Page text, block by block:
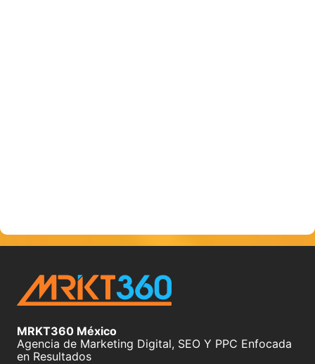
MRKT360 México
Agencia de Marketing Digital, SEO Y PPC Enfocada
en Resultados